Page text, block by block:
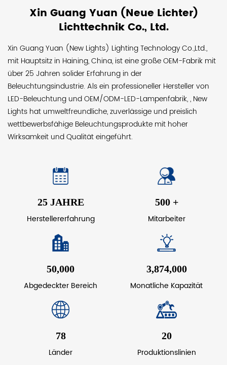
Xin Guang Yuan (Neue Lichter)
Lichttechnik Co., Ltd.
Xin Guang Yuan (New Lights) Lighting Technology Co.,Ltd.,
mit Hauptsitz in Haining, China, ist eine große OEM-Fabrik mit
über 25 Jahren solider Erfahrung in der
Beleuchtungsindustrie. Alsein professioneller Hersteller von
LED-Beleuchtung und OEM/ODM-LED-Lampenfabrik,, New
Lights hat umweltfreundliche, zuverlässige und preislich
wettbewerbsfähige Beleuchtungsprodukte mit hoher
Wirksamkeit und Qualität eingeführt.
25JAHRE
Herstellererfahrung
500+
Mitarbeiter
50,000
Abgedeckter Bereich
3,874,000
Monatliche Kapazität
78
Länder
20
Produktionslinien